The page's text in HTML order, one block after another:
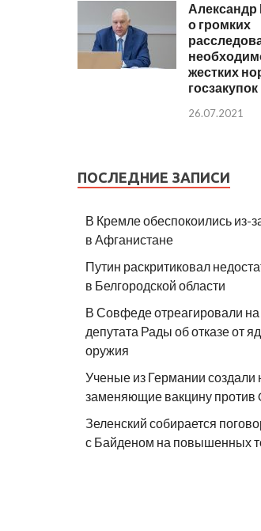
о громких
жестких
госзакупок
26.07.2021
ПОСЛЕДНИЕ ЗАПИСИ
В Кремле обеспокоились из-
в Афганистане
Путин раскритиковал
в Белгородской области
В Совфеде отреагировали
депутата Рады об отказе от
оружия
Ученые из Германии создали
заменяющие вакцину против
Зеленский собирается
с Байденом на повышенных